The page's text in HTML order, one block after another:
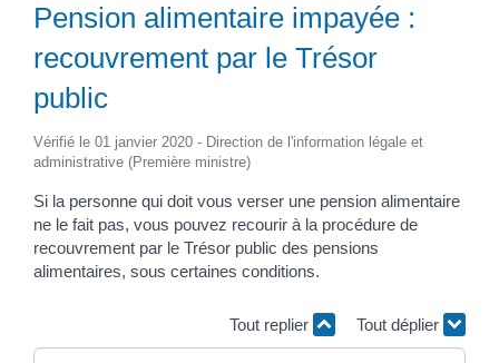
Pension alimentaire impayée :
recouvrement par le Trésor
public
Vérifié le 01 janvier 2020 - Direction de l'information légale et
administrative (Première ministre)
Si la personne qui doit vous verser une pension alimentaire
ne le fait pas, vous pouvez recourir à la procédure de
recouvrement par le Trésor public des pensions
alimentaires, sous certaines conditions.
Tout replier Tout déplier